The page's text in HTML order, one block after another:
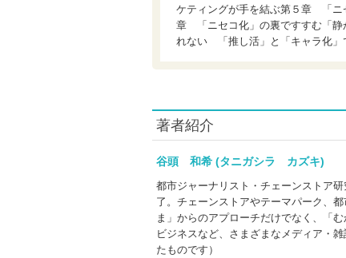
ケティングが手を結ぶ第５章 「ニ
章 「ニセコ化」の裏ですすむ「
れない 「推し活」と「キャラ化」
著者紹介
谷頭 和希 (タニガシラ カズキ)
都市ジャーナリスト・チェーンストア
了。チェーンストアやテーマパーク、
ま」からのアプローチだけでなく、「
ビジネスなど、さまざまなメディア・
たものです）